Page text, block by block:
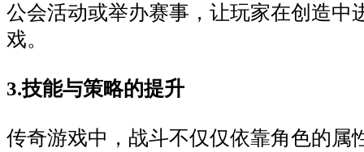
公会活动或举办赛事，让玩家在创造中
戏。
3.技能与策略的提升
传奇游戏中，战斗不仅仅依靠角色的属